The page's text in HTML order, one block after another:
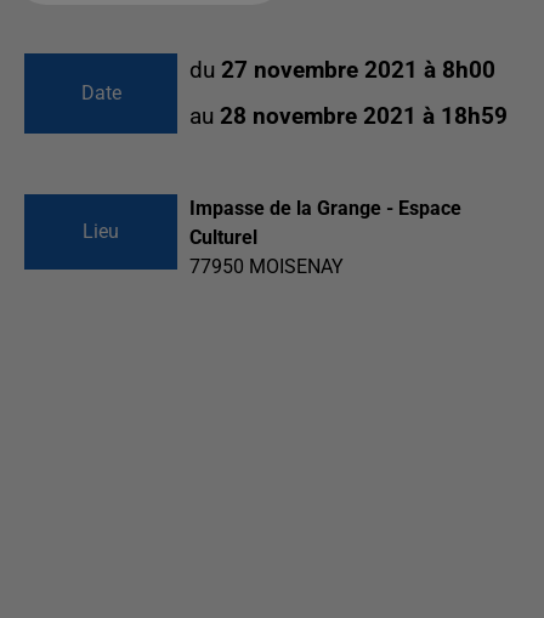
Date
du 27 novembre 2021 à 8h00
au 28 novembre 2021 à 18h59
Lieu
Impasse de la Grange - Espace
Culturel
77950 MOISENAY